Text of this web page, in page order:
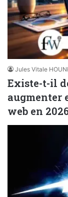
Jules Vitale
Existe-t-il
augmenter
web en